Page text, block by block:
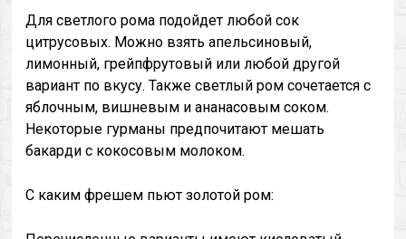
Для светлого рома подойдет любой сок
цитрусовых. Можно взять апельсиновый,
лимонный, грейпфрутовый или любой другой
вариант по вкусу. Также светлый ром сочетается с
яблочным, вишневым и ананасовым соком.
Некоторые гурманы предпочитают мешать
бакарди с кокосовым молоком.
С каким фрешем пьют золотой ром: